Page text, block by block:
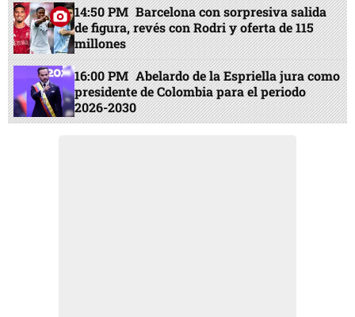
14:50 PM Barcelona con sorpresiva salida
de figura, revés con Rodri y oferta de 115
millones
16:00 PM Abelardo de la Espriella jura como
presidente de Colombia para el periodo
2026-2030